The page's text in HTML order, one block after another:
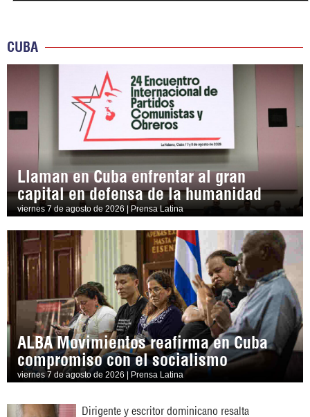
CUBA
Llaman en Cuba enfrentar al gran
capital en defensa de la humanidad
viernes 7 de agosto de 2026 | Prensa Latina
ALBA Movimientos reafirma en Cuba
compromiso con el socialismo
viernes 7 de agosto de 2026 | Prensa Latina
Dirigente y escritor dominicano resalta